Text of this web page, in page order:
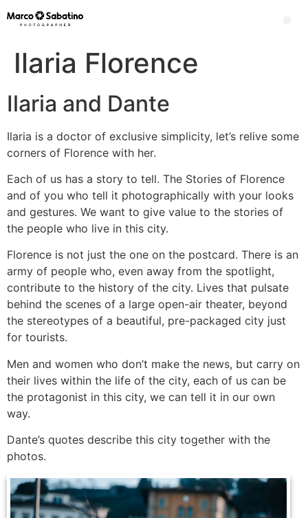
Ilaria Florence
Ilaria and Dante
Ilaria is a doctor of exclusive simplicity, let’s relive some
corners of Florence with her.
Each of us has a story to tell. The Stories of Florence
and of you who tell it photographically with your looks
and gestures. We want to give value to the stories of
the people who live in this city.
Florence is not just the one on the postcard. There is an
army of people who, even away from the spotlight,
contribute to the history of the city. Lives that pulsate
behind the scenes of a large open-air theater, beyond
the stereotypes of a beautiful, pre-packaged city just
for tourists.
Men and women who don’t make the news, but carry on
their lives within the life of the city, each of us can be
the protagonist in this city, we can tell it in our own
way.
Dante’s quotes describe this city together with the
photos.